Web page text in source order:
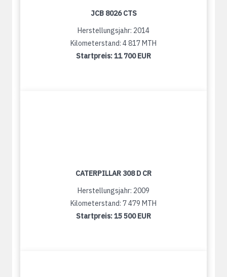
JCB 8026 CTS
Herstellungsjahr: 2014
Kilometerstand: 4 817 MTH
Startpreis:11 700 EUR
CATERPILLAR 308 D CR
Herstellungsjahr: 2009
Kilometerstand: 7 479 MTH
Startpreis:15 500 EUR